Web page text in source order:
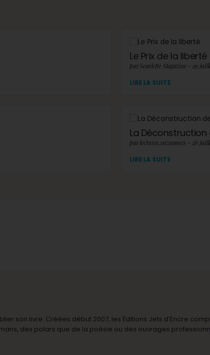
Le Prix de la liberté
par Scarlette Magazine - 29
LIRE LA SUITE
La
par lectures.suzannees - 28
LIRE LA SUITE
son livre. Créées début 2007, les Éditions Jets d’Encre
des polars que de la poésie ou des ouvrages